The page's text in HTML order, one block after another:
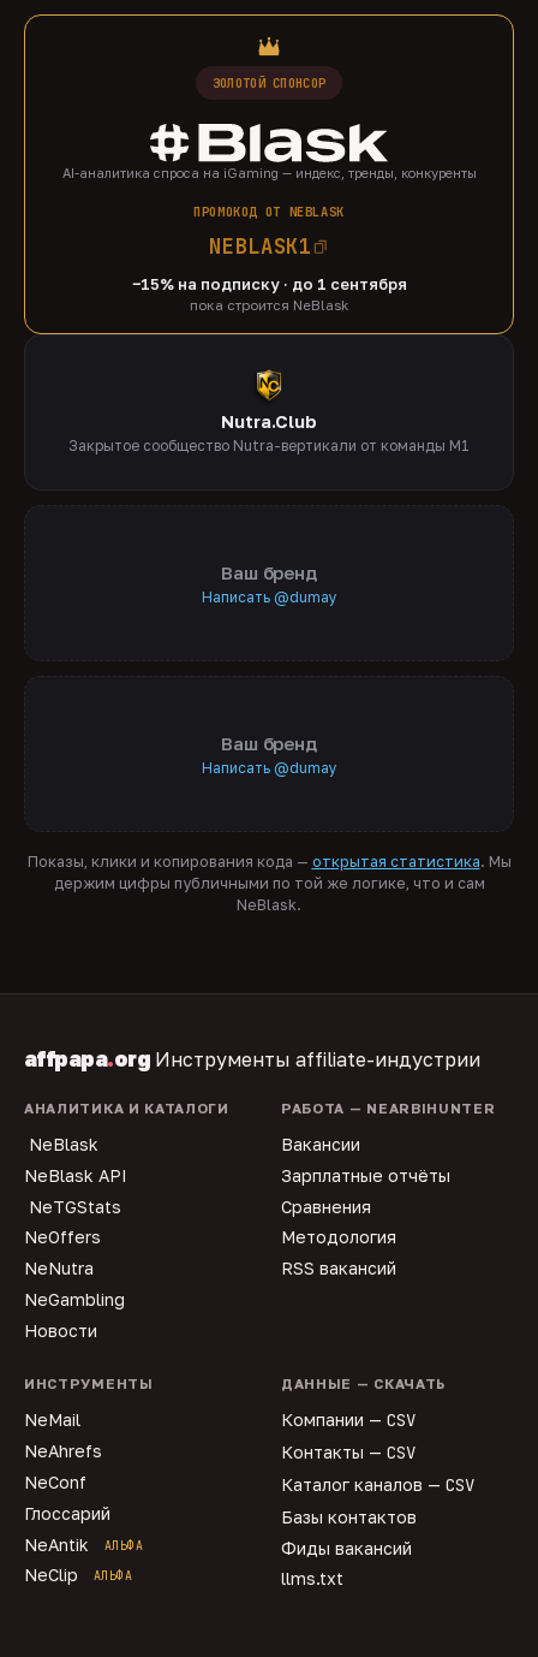
ЗОЛОТОЙ СПОНСОР
AI-аналитика спроса на iGaming — индекс, тренды, конкуренты
ПРОМОКОД ОТ NEBLASK
NEBLASK1
−15% на подписку · до 1 сентября
пока строится NeBlask
Nutra.Club
Закрытое сообщество Nutra-вертикали от команды M1
Ваш бренд
Написать @dumay
Ваш бренд
Написать @dumay
Показы, клики и копирования кода — открытая статистика. Мы
держим цифры публичными по той же логике, что и сам
NeBlask.
affpapa.org Инструменты affiliate-индустрии
АНАЛИТИКА И КАТАЛОГИ
NeBlask
NeBlask API
NeTGStats
NeOffers
NeNutra
NeGambling
Новости
РАБОТА — NEARBIHUNTER
Вакансии
Зарплатные отчёты
Сравнения
Методология
RSS вакансий
ИНСТРУМЕНТЫ
NeMail
NeAhrefs
NeConf
Глоссарий
NeAntik
АЛЬФА
NeClip АЛЬФА
ДАННЫЕ — СКАЧАТЬ
Компании — CSV
Контакты — CSV
Каталог каналов — CSV
Базы контактов
Фиды вакансий
llms.txt